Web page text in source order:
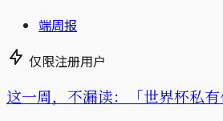
端周报
仅限注册用户
这一周，不漏读：「世界杯私